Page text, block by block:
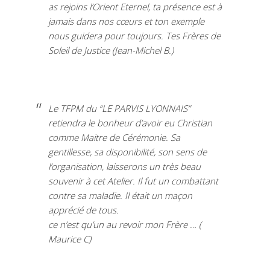
as rejoins l’Orient Eternel, ta présence est à
jamais dans nos cœurs et ton exemple
nous guidera pour toujours. Tes Frères de
Soleil de Justice (Jean-Michel B.)
Le TFPM du “LE PARVIS LYONNAIS”
retiendra le bonheur d’avoir eu Christian
comme Maitre de Cérémonie. Sa
gentillesse, sa disponibilité, son sens de
l’organisation, laisserons un très beau
souvenir à cet Atelier. Il fut un combattant
contre sa maladie. Il était un maçon
apprécié de tous.
ce n’est qu’un au revoir mon Frère … (
Maurice C)